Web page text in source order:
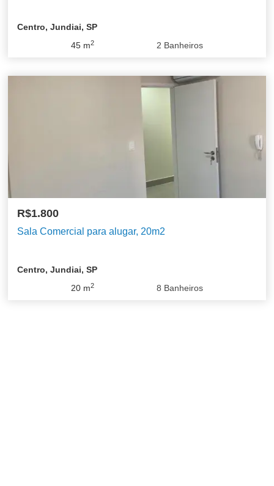
Centro, Jundiai, SP
45m2 2 Banheiros
R$1.800
Sala Comercial para alugar, 20m2
Centro, Jundiai, SP
20m2 8 Banheiros